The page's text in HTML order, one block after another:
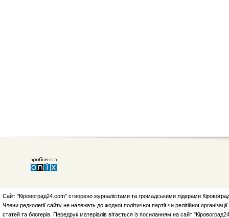
Сайт "Кіровоград24.com" створено журналістами та громадськими лідерами
Члени редколегії сайту не належать до жодної політичної партії чи релігійної
статей та блогерів. Передрук матеріалів вітається із посиланням на сайт